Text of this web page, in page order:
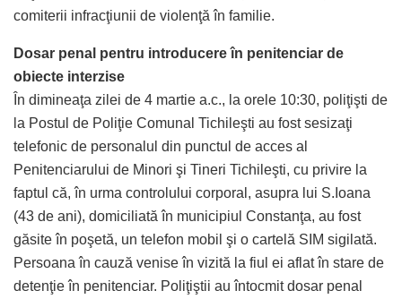
comiterii infracţiunii de violenţă în familie.
Dosar penal pentru introducere în penitenciar de
obiecte interzise
În dimineaţa zilei de 4 martie a.c., la orele 10:30, poliţişti de
la Postul de Poliţie Comunal Tichileşti au fost sesizaţi
telefonic de personalul din punctul de acces al
Penitenciarului de Minori şi Tineri Tichileşti, cu privire la
faptul că, în urma controlului corporal, asupra lui S.Ioana
(43 de ani), domiciliată în municipiul Constanţa, au fost
găsite în poşetă, un telefon mobil şi o cartelă SIM sigilată.
Persoana în cauză venise în vizită la fiul ei aflat în stare de
detenţie în penitenciar. Poliţiştii au întocmit dosar penal